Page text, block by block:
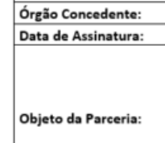
Selecione
o idioma